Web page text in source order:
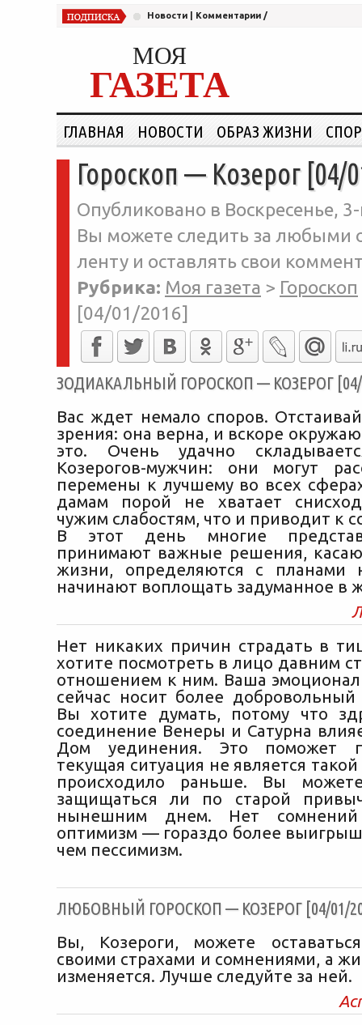
Новости Комментарии /
МОЯ
ГАЗЕТА
ГЛАВНАЯ НОВОСТИ ОБРАЗ ЖИЗНИ
Гороскоп — Козерог [04/
Опубликовано в Воскресенье,
Вы можете следить за любыми
ленту и оставлять свои
Рубрика: Моя газета > Гороскоп
[04/01/2016]
ЗОДИАКАЛЬНЫЙ ГОРОСКОП — КОЗЕРОГ [04/
Вас ждет немало споров.
зрения: она верна, и вскоре
это. Очень удачно
Козерогов-мужчин: они могут
перемены к лучшему во всех
дамам порой не хватает
чужим слабостям, что и приводит к
В этот день многие
принимают важные решения,
жизни, определяются с планами
начинают воплощать задуманное в
Нет никаких причин страдать в
хотите посмотреть в лицо давним
отношением к ним. Ваша
сейчас носит более добровольный
Вы хотите думать, потому что
соединение Венеры и Сатурна
Дом уединения. Это поможет
текущая ситуация не является
происходило раньше. Вы
защищаться ли по старой
нынешним днем. Нет
оптимизм — гораздо более
чем пессимизм.
ЛЮБОВНЫЙ ГОРОСКОП — КОЗЕРОГ [04/01/
Вы, Козероги, можете
своими страхами и сомнениями, а
изменяется. Лучше следуйте за ней.